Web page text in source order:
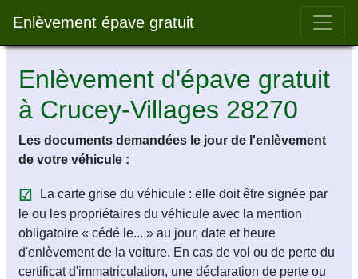
Enlèvement épave gratuit Bar
Enlèvement d'épave gratuit
à Crucey-Villages 28270
Les documents demandées le jour de l'enlèvement
de votre véhicule :
La carte grise du véhicule : elle doit être signée par
le ou les propriétaires du véhicule avec la mention
obligatoire « cédé le... » au jour, date et heure
d'enlèvement de la voiture. En cas de vol ou de perte du
certificat d'immatriculation, une déclaration de perte ou